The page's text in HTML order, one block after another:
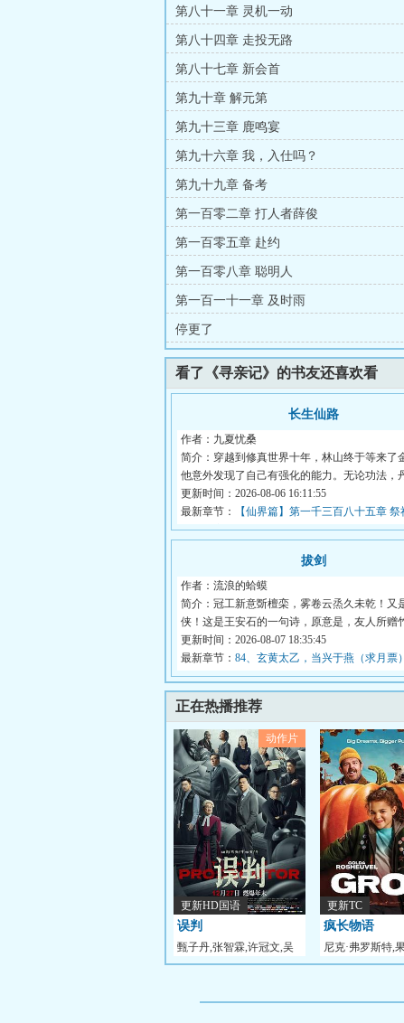
第八十一章 灵机一动
第八十四章 走投无路
第八十七章 新会首
第九十章 解元第
第九十三章 鹿鸣宴
第九十六章 我，入仕吗？
第九十九章 备考
第一百零二章 打人者薛俊
第一百零五章 赴约
第一百零八章 聪明人
第一百一十一章 及时雨
停更了
看了《寻亲记》的书友还喜欢看
长生仙路
作者：九夏忧桑
简介：穿越到修真世界十年，林山终于等来了
他意外发现了自己有强化的能力。无论功法，
宝...
更新时间：2026-08-06 16:11:55
最新章节：
【仙界篇】第一千三百八十五章 祭
胡吃海塞
拔剑
作者：流浪的蛤蟆
简介：冠工新意斲檀栾，雾卷云烝久未乾！又
侠！这是王安石的一句诗，原意是，友人所赠
新...
更新时间：2026-08-07 18:35:45
最新章节： 84、玄黄太乙，当兴于燕（求月票）
正在热播推荐
动作片
更新HD国语
误判
甄子丹,张智霖,许冠文,吴
镇宇,张天赋,郑则
更新TC
疯长物语
尼克·弗罗斯特,
斯乌威尔,杰里米